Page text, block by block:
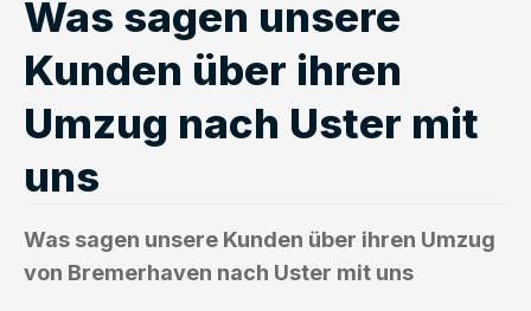
Was sagen unsere
Kunden über ihren
Umzug nach Uster mit
uns
Was sagen unsere Kunden über ihren Umzug
von Bremerhaven nach Uster mit uns